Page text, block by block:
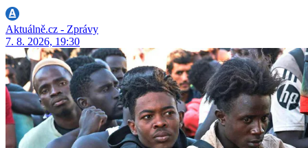
Aktuálně.cz - Zprávy
7. 8. 2026, 19:30